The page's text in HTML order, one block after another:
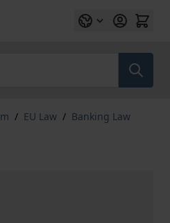
/ EU Law / Banking Law